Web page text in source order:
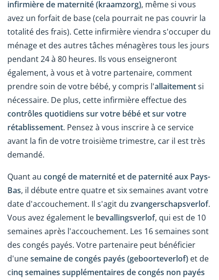
infirmière de maternité (kraamzorg), même si vous
avez un forfait de base (cela pourrait ne pas couvrir la
totalité des frais). Cette infirmière viendra s'occuper du
ménage et des autres tâches ménagères tous les jours
pendant 24 à 80 heures. Ils vous enseigneront
également, à vous et à votre partenaire, comment
prendre soin de votre bébé, y compris l'allaitementsi
nécessaire. De plus, cette infirmière effectue des
contrôles quotidiens sur votre bébé et sur votre
rétablissement. Pensez à vous inscrire à ce service
avant la fin de votre troisième trimestre, car il est très
demandé.
Quant au congé de maternité et de paternité aux Pays-
Bas, il débute entre quatre et six semaines avant votre
date d'accouchement. Il s'agit du zvangerschapsverlof.
Vous avez également le bevallingsverlof, qui est de 10
semaines après l'accouchement. Les 16 semaines sont
des congés payés. Votre partenaire peut bénéficier
d'unesemaine de congés payés (geboorteverlof) et de
cinq semaines supplémentaires de congés non payés